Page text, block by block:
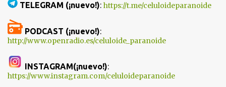
TELEGRAM (¡nuevo!): https://t.me/celuloideparanoide
PODCAST (¡nuevo!):
http://www.openradio.es/celuloide_paranoide
INSTAGRAM(¡nuevo!):
https://www.instagram.com/celuloideparanoide